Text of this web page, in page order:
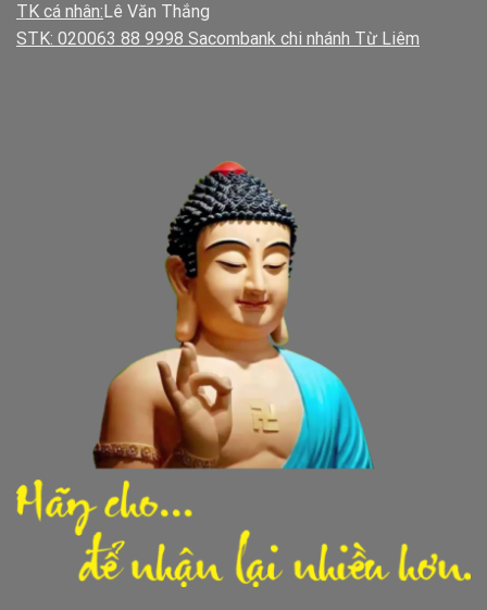
TK cá nhân:Lê Văn Thắng
STK: 020063 88 9998 Sacombank chi nhánh Từ Liêm